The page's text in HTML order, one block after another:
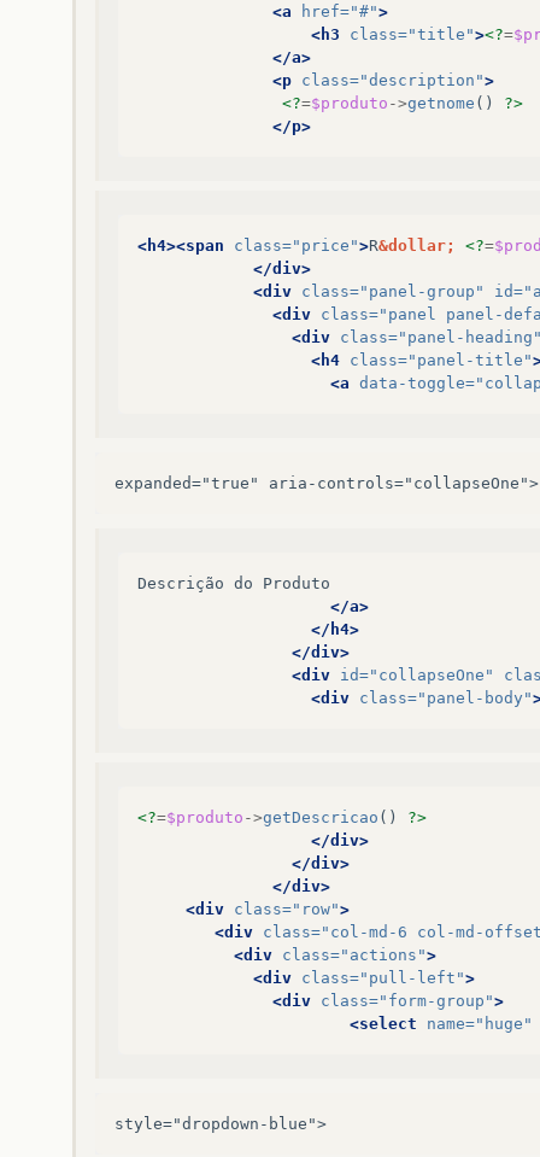
<a
href="#">
<h3
class="title"><?=
</a>
<p class="description">
<?=$produto ->getnome ()
?>
</p>
<h4><span class="price">R&dollar; <?=
</div>
<div class="panel-group" id=
<div class="panel panel-
<div class="panel-
<h4 class="panel-title"
<a data-toggle=
expanded="true" aria-controls="collapseOne">
Descrição do
</a>
</h4>
</div>
<div id="collapseOne"
<div class="panel-body"
<?=$produto ->getDescricao ()
?>
</div>
</div>
</div>
<div class="row">
<div class="col-md-6 col-md-
<div class="actions">
<div class="pull-left">
<div class="form-group">
<select
name="huge"
style="dropdown-blue">